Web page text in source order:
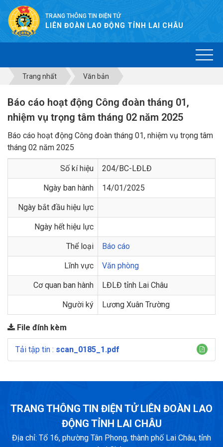
TRANG THÔNG TIN ĐIỆN TỬ
LIÊN ĐOÀN LAO ĐỘNG TỈNH LAI CHÂU
Trang nhất Văn bản
Báo cáo hoạt động Công đoàn tháng 01,
nhiệm vụ trọng tâm tháng 02 năm 2025
Báo cáo hoạt động Công đoàn tháng 01, nhiệm vụ trọng tâm
tháng 02 năm 2025
Số kí hiệu 204/BC-LĐLĐ
Ngày ban hành 14/01/2025
Ngày bắt đầu hiệu lực
Ngày hết hiệu lực
Thể loại Báo cáo
Lĩnh vực Văn phòng
Cơ quan ban hành LĐLĐ tỉnh Lai Châu
Người ký Lương Xuân Trường
File đính kèm
Tải tập tin : scan_0185_1.pdf
TRANG THÔNG TIN ĐIỆN TỬ LIÊN ĐOÀN LAO
ĐỘNG TỈNH LAI CHÂU
Địa chỉ: Tổ 16, phường Tân Phong, thành phố Lai Châu, tỉnh